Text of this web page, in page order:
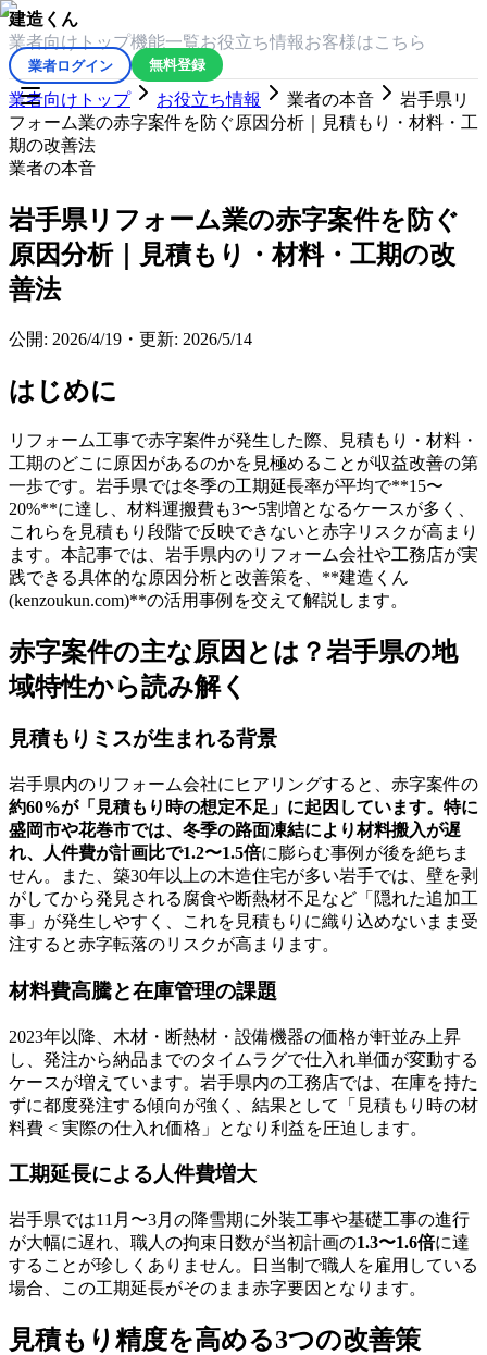
建造くん
業者向けトップ機能一覧お役立ち情報 お客様はこちら
業者ログイン 無料登録
業者向けトップ お役立ち情報 業者の本音
岩手県リ
フォーム業の赤字案件を防ぐ原因分析｜見積もり・材料・工
期の改善法
業者の本音
岩手県リフォーム業の赤字案件を防ぐ
原因分析｜見積もり・材料・工期の改
善法
公開: 2026/4/19 ・ 更新: 2026/5/14
はじめに
リフォーム工事で赤字案件が発生した際、見積もり・材料・
工期のどこに原因があるのかを見極めることが収益改善の第
一歩です。岩手県では冬季の工期延長率が平均で**15〜
20%**に達し、材料運搬費も3〜5割増となるケースが多く、
これらを見積もり段階で反映できないと赤字リスクが高まり
ます。本記事では、岩手県内のリフォーム会社や工務店が実
践できる具体的な原因分析と改善策を、**建造くん
(kenzoukun.com)**の活用事例を交えて解説します。
赤字案件の主な原因とは？岩手県の地
域特性から読み解く
見積もりミスが生まれる背景
岩手県内のリフォーム会社にヒアリングすると、赤字案件の
約60%が「見積もり時の想定不足」に起因しています。特に
盛岡市や花巻市では、冬季の路面凍結により材料搬入が遅
れ、人件費が計画比で1.2〜1.5倍に膨らむ事例が後を絶ちま
せん。また、築30年以上の木造住宅が多い岩手では、壁を剥
がしてから発見される腐食や断熱材不足など「隠れた追加工
事」が発生しやすく、これを見積もりに織り込めないまま受
注すると赤字転落のリスクが高まります。
材料費高騰と在庫管理の課題
2023年以降、木材・断熱材・設備機器の価格が軒並み上昇
し、発注から納品までのタイムラグで仕入れ単価が変動する
ケースが増えています。岩手県内の工務店では、在庫を持た
ずに都度発注する傾向が強く、結果として「見積もり時の材
料費 < 実際の仕入れ価格」となり利益を圧迫します。
工期延長による人件費増大
岩手県では11月〜3月の降雪期に外装工事や基礎工事の進行
が大幅に遅れ、職人の拘束日数が当初計画の1.3〜1.6倍に達
することが珍しくありません。日当制で職人を雇用している
場合、この工期延長がそのまま赤字要因となります。
見積もり精度を高める3つの改善策